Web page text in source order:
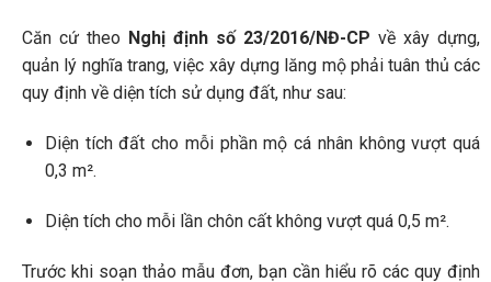
Căn cứ theo Nghị định số 23/2016/NĐ-CP về xây dựng,
quản lý nghĩa trang, việc xây dựng lăng mộ phải tuân thủ các
quy định về diện tích sử dụng đất, như sau:
Diện tích đất cho mỗi phần mộ cá nhân không vượt quá
0,3 m².
Diện tích cho mỗi lần chôn cất không vượt quá 0,5 m².
Trước khi soạn thảo mẫu đơn, bạn cần hiểu rõ các quy định